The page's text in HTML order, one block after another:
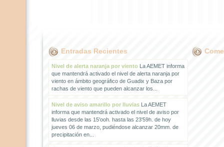
Entradas Recientes
Nivel de alerta naranja por vientoLa AEMET informa
que mantendrá activado el nivel de alerta naranja por
viento en ámbito geográfico de Guadix y Baza por
rachas de viento que pueden alcanzar los...
Nivel de aviso amarillo por lluviasLa AEMET
informa que mantendrá activado el nivel de aviso por
lluvias desde las 15'ooh. hasta las 23'59h. de hoy
jueves 06 de marzo, pudiéndose alcanzar 20mm. de
precipitación en...